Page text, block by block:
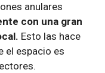
anulares
con una gran
Esto las hace
el espacio es